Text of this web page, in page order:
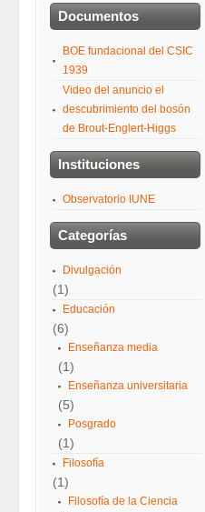
Documentos
BOE fundacional del CSIC
1939
Video del anuncio el
descubrimiento del bosón
de Brout-Englert-Higgs
Instituciones
Observatorio IUNE
Categorías
Divulgación
(1)
Educación
(6)
Enseñanza media
(1)
Enseñanza universitaria
(5)
Posgrado
(1)
Filosofía
(1)
Filosofía de la Ciencia